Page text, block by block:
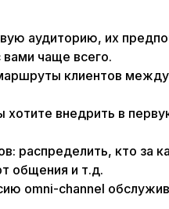
аудиторию, их
чаще всего.
клиентов между
хотите внедрить в
распределить, кто за
общения и т.д.
omni-channel